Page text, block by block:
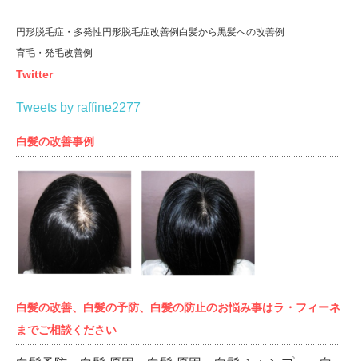
円形脱毛症・多発性円形脱毛症改善例白髪から黒髪への改善例
育毛・発毛改善例
Twitter
Tweets by raffine2277
白髪の改善事例
白髪の改善、白髪の予防、白髪の防止のお悩み事はラ・フィーネ
までご相談ください